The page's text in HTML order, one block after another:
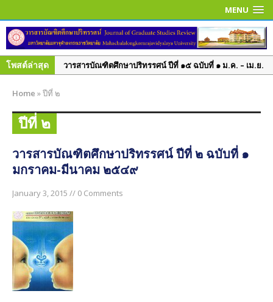
MENU
โพสต์ล่าสุด
วารสารบัณฑิตศึกษาปริทรรศน์ ปีที่ ๑๕ ฉบับที่ ๑ ม.ค. – เม.ย.
๒๕๖๑
วารสารบัณฑิตศึกษาปริทรรศน์ ปีที่ ๑๔ ฉบับที่ ๒ พ.ค. – ส.ค.
๒๕๖๑
วารสารบัณฑิตศึกษาปริทรรศน์ ปีที่ ๑๔ ฉบับที่ ๑ ม.ค. – เม.ย.
๒๕๖๑
วารสารบัณฑิตศึกษาปริทรรศน์ ปีที่ ๑๓ ฉบับที่ ๓ ก.ย.– ธ.ค.
๒๕๖๐
วารสารบัณฑิตศึกษาปริทรรศน์ ปีที่ ๑๓ ฉบับที่ ๒ พ.ค.– ส.ค.
๒๕๖๐
Home »ปีที่ ๒
ปีที่ ๒
วารสารบัณฑิตศึกษาปริทรรศน์ ปีที่ ๒ ฉบับที่ ๑
มกราคม-มีนาคม ๒๕๔๙
January 3, 2015 // 0 Comments